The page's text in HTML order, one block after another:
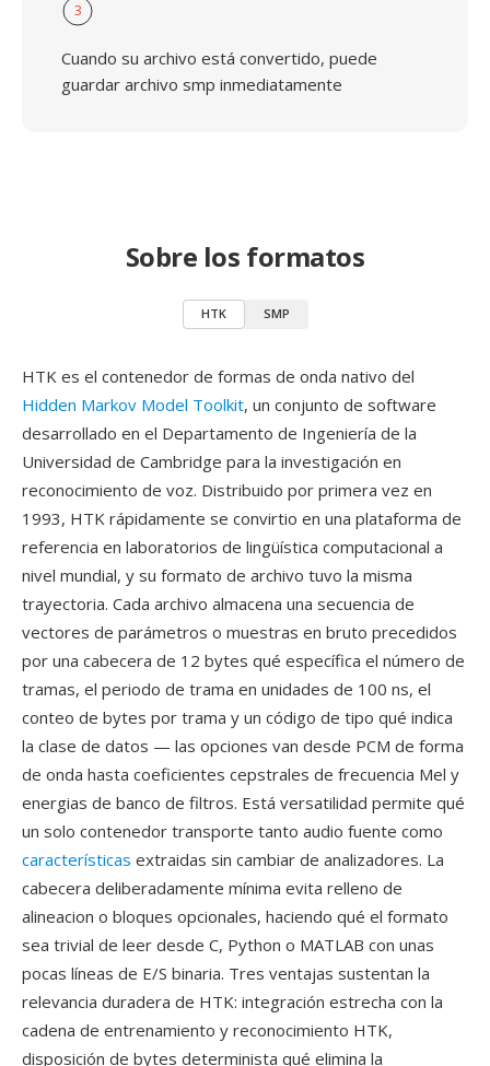
3
Cuando su archivo está convertido, puede
guardar archivo smp inmediatamente
Sobre los formatos
HTK SMP
HTK es el contenedor de formas de onda nativo del
Hidden Markov Model Toolkit, un conjunto de software
desarrollado en el Departamento de Ingeniería de la
Universidad de Cambridge para la investigación en
reconocimiento de voz. Distribuido por primera vez en
1993, HTK rápidamente se convirtio en una plataforma de
referencia en laboratorios de lingüística computacional a
nivel mundial, y su formato de archivo tuvo la misma
trayectoria. Cada archivo almacena una secuencia de
vectores de parámetros o muestras en bruto precedidos
por una cabecera de 12 bytes qué específica el número de
tramas, el periodo de trama en unidades de 100 ns, el
conteo de bytes por trama y un código de tipo qué indica
la clase de datos — las opciones van desde PCM de forma
de onda hasta coeficientes cepstrales de frecuencia Mel y
energias de banco de filtros. Está versatilidad permite qué
un solo contenedor transporte tanto audio fuente como
características extraidas sin cambiar de analizadores. La
cabecera deliberadamente mínima evita relleno de
alineacion o bloques opcionales, haciendo qué el formato
sea trivial de leer desde C, Python o MATLAB con unas
pocas líneas de E/S binaria. Tres ventajas sustentan la
relevancia duradera de HTK: integración estrecha con la
cadena de entrenamiento y reconocimiento HTK,
disposición de bytes determinista qué elimina la